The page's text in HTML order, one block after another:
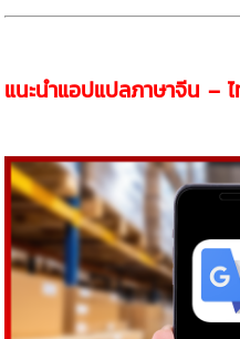
แนะนำแอปแปลภาษาจีน –